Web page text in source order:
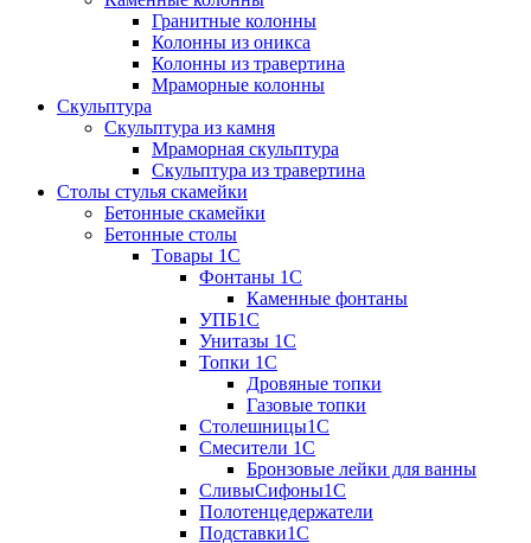
Гранитные колонны
Колонны из оникса
Колонны из травертина
Мраморные колонны
Скульптура
Скульптура из камня
Мраморная скульптура
Скульптура из травертина
Столы стулья скамейки
Бетонные скамейки
Бетонные столы
Tовары 1C
Фонтаны 1C
Каменные фонтаны
УПБ1С
Унитазы 1С
Топки 1С
Дровяные топки
Газовые топки
Столешницы1С
Смесители 1С
Бронзовые лейки для ванны
СливыСифоны1С
Полотенцедержатели
Подставки1С